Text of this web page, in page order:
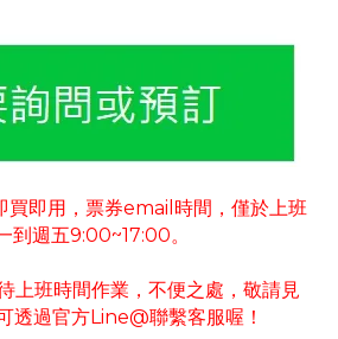
買即用 ， 票券email 時間 ， 僅於上班
到週五9:00~17:00。
上班時間作業 ， 不便之處 ， 敬請見
透過官方Line@聯繫客服喔！